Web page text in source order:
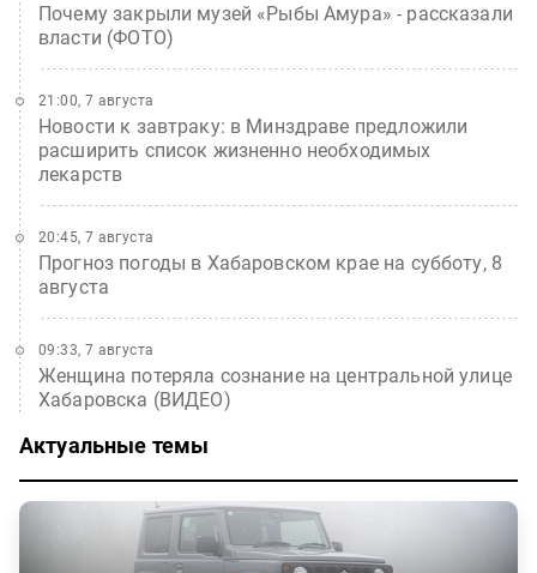
Почему закрыли музей «Рыбы Амура» - рассказали
власти (ФОТО)
Новости к завтраку: в Минздраве предложили
расширить список жизненно необходимых
лекарств
21:00, 7 августа
Прогноз погоды в Хабаровском крае на субботу, 8
августа
20:45, 7 августа
Женщина потеряла сознание на центральной улице
Хабаровска (ВИДЕО)
09:33, 7 августа
Актуальные темы